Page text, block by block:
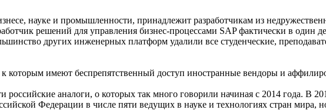
науке и промышленности, принадлежит разработчикам из
решений для управления бизнес-процессами SAP фактически в один
других инженерных платформ удалили все студенческие,
которым имеют беспрепятственный доступ иностранные вендоры и
аналоги, о которых так много говорили начиная с 2014 года. В
Федерации в числе пяти ведущих в науке и технологиях стран мира,